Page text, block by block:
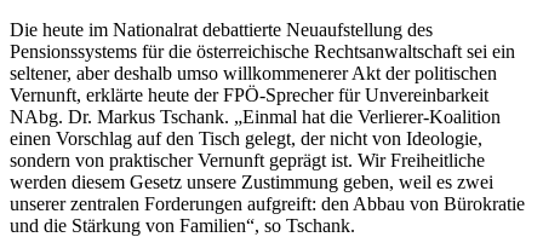
Die heute im Nationalrat debattierte Neuaufstellung des
Pensionssystems für die österreichische Rechtsanwaltschaft sei ein
seltener, aber deshalb umso willkommenerer Akt der politischen
Vernunft, erklärte heute der FPÖ-Sprecher für Unvereinbarkeit
NAbg. Dr. Markus Tschank. „Einmal hat die Verlierer-Koalition
einen Vorschlag auf den Tisch gelegt, der nicht von Ideologie,
sondern von praktischer Vernunft geprägt ist. Wir Freiheitliche
werden diesem Gesetz unsere Zustimmung geben, weil es zwei
unserer zentralen Forderungen aufgreift: den Abbau von Bürokratie
und die Stärkung von Familien“, so Tschank.